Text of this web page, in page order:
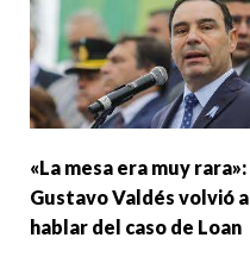
«La mesa era muy rara»:
Gustavo Valdés volvió a
hablar del caso de Loan